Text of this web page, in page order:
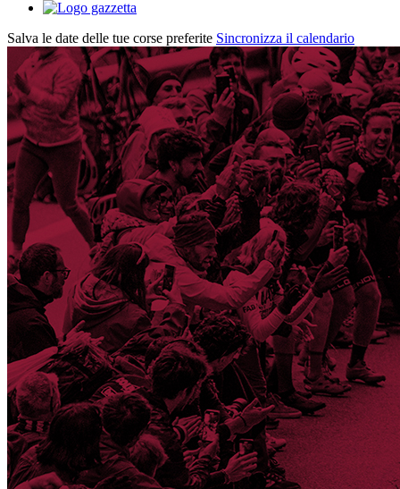
Salva le date delle tue corse preferite Sincronizza il calendario